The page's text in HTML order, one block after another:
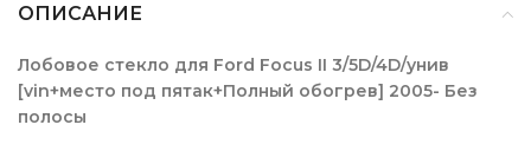
ОПИСАНИЕ
Лобовое стекло для Ford Focus II 3/5D/4D/унив
[vin+место под пятак+Полный обогрев] 2005- Без
полосы